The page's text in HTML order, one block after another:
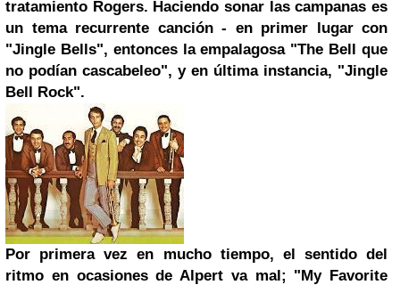
tratamiento Rogers. Haciendo sonar las campanas es
un tema recurrente canción - en primer lugar con
"Jingle Bells", entonces la empalagosa "The Bell que
no podían cascabeleo", y en última instancia, "Jingle
Bell Rock".
Por primera vez en mucho tiempo, el sentido del
ritmo en ocasiones de Alpert va mal; "My Favorite